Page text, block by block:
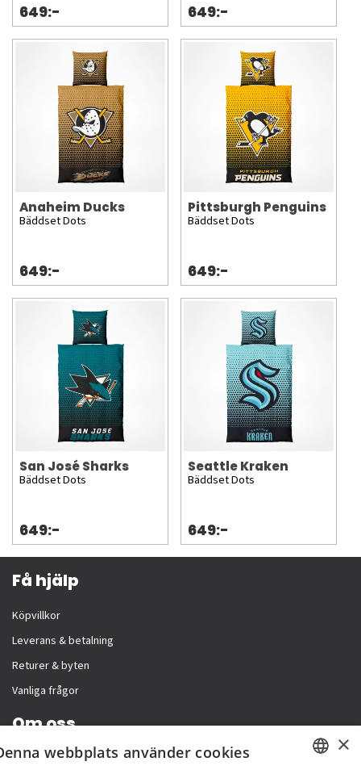
649:- 649:-
Anaheim Ducks
Bäddset Dots
649:-
Pittsburgh Penguins
Bäddset Dots
649:-
San José Sharks
Bäddset Dots
649:-
Seattle Kraken
Bäddset Dots
649:-
Få hjälp
Köpvillkor
Leverans & betalning
Returer & byten
Vanliga frågor
Om oss
Företagsinformation
×
webbplats använder cookies